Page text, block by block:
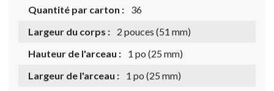
Quantité par carton :
36
Largeur du corps :
2 pouces (51 mm)
Hauteur de l'arceau :
1 po (25 mm)
Largeur de l'arceau :
1 po (25 mm)